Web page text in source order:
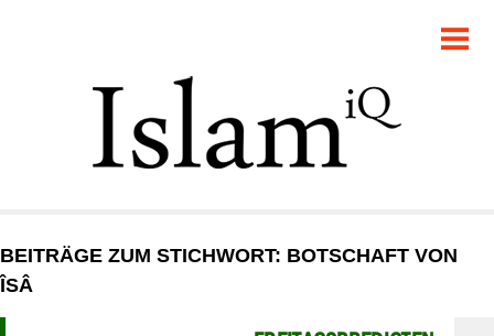
GESELLSCHAFT
STARTSEITE
RECHT
BEITRÄGE ZUM STICHWORT: BOTSCHAFT VON
ÎSÂ